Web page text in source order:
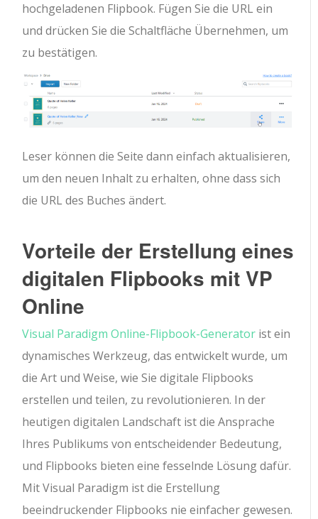
hochgeladenen Flipbook. Fügen Sie die URL ein
und drücken Sie die Schaltfläche Übernehmen, um
zu bestätigen.
Leser können die Seite dann einfach aktualisieren,
um den neuen Inhalt zu erhalten, ohne dass sich
die URL des Buches ändert.
Vorteile der Erstellung eines
digitalen Flipbooks mit VP
Online
Visual Paradigm Online-Flipbook-Generator ist ein
dynamisches Werkzeug, das entwickelt wurde, um
die Art und Weise, wie Sie digitale Flipbooks
erstellen und teilen, zu revolutionieren. In der
heutigen digitalen Landschaft ist die Ansprache
Ihres Publikums von entscheidender Bedeutung,
und Flipbooks bieten eine fesselnde Lösung dafür.
Mit Visual Paradigm ist die Erstellung
beeindruckender Flipbooks nie einfacher gewesen.